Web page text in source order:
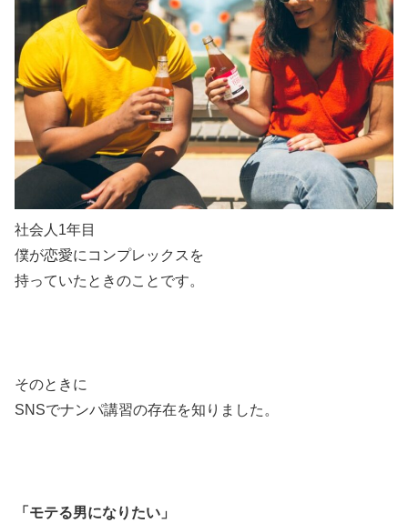
社会人1年目
僕が恋愛にコンプレックスを
持っていたときのことです。
そのときに
SNSでナンパ講習の存在を知りました。
「モテる男になりたい」